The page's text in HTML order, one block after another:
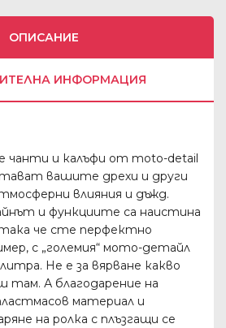
ОПИСАНИЕ
ИНФОРМАЦИЯ
чанти и калъфи от moto-detail
вашите дрехи и други
влияния и дъжд.
и функциите са наистина
че сте перфектно
с „големия“ мото-детайл
Не е за вярване какво
там. А благодарение на
материал и
на ролка с плъзгащи се